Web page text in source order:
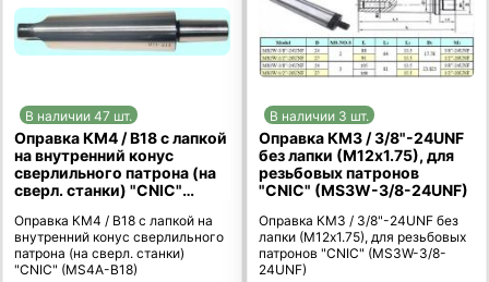
В наличии 47 шт.
Оправка КМ4 / В18 с лапкой
на внутренний конус
сверлильного патрона (на
сверл. станки) "CNIC"
Оправка КМ4 / В18 с лапкой на
внутренний конус сверлильного
патрона (на сверл. станки)
"CNIC" (MS4A-B18)
В наличии 3 шт.
Оправка КМ3 / 3/8"-24UNF
без лапки (М12х1.75), для
резьбовых патронов
"CNIC" (MS3W-3/8-24UNF)
Оправка КМ3 / 3/8"-24UNF без
лапки (М12х1.75), для резьбовых
патронов "CNIC" (MS3W-3/8-
24UNF)